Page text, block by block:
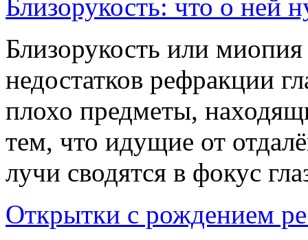
Близорукость: что о ней
Близорукость или
недостатков рефракции
плохо предметы,
тем, что идущие от
лучи сводятся в фокус
Открытки с рождением